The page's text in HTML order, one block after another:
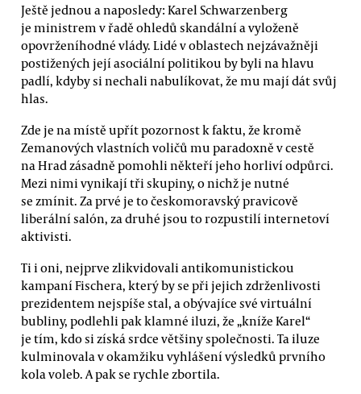
Ještě jednou a naposledy: Karel Schwarzenberg
je ministrem v řadě ohledů skandální a vyloženě
opovrženíhodné vlády. Lidé v oblastech nejzávažněji
postižených její asociální politikou by byli na hlavu
padlí, kdyby si nechali nabulíkovat, že mu mají dát svůj
hlas.
Zde je na místě upřít pozornost k faktu, že kromě
Zemanových vlastních voličů mu paradoxně v cestě
na Hrad zásadně pomohli někteří jeho horliví odpůrci.
Mezi nimi vynikají tři skupiny, o nichž je nutné
se zmínit. Za prvé je to českomoravský pravicově
liberální salón, za druhé jsou to rozpustilí internetoví
aktivisti.
Ti i oni, nejprve zlikvidovali antikomunistickou
kampaní Fischera, který by se při jejich zdrženlivosti
prezidentem nejspíše stal, a obývajíce své virtuální
bubliny, podlehli pak klamné iluzi, že „kníže Karel“
je tím, kdo si získá srdce většiny společnosti. Ta iluze
kulminovala v okamžiku vyhlášení výsledků prvního
kola voleb. A pak se rychle zbortila.